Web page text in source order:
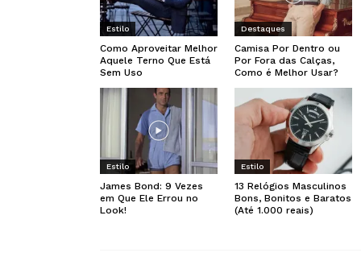
Estilo
Como Aproveitar Melhor
Aquele Terno Que Está
Sem Uso
Destaques
Camisa Por Dentro ou
Por Fora das Calças,
Como é Melhor Usar?
Estilo
James Bond: 9 Vezes
em Que Ele Errou no
Look!
Estilo
13 Relógios Masculinos
Bons, Bonitos e Baratos
(Até 1.000 reais)